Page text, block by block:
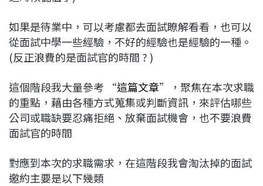
如果是待業中，可以考慮都去面試瞭解看看，也可以
從面試中學一些經驗，不好的經驗也是經驗的一種。
(反正浪費的是面試官的時間 ? )
這個階段我大量參考 “這篇文章”，聚焦在本次求職
的重點，藉由各種方式蒐集或判斷資訊，來評估哪些
公司或職缺要忍痛拒絕、放棄面試機會，也不要浪費
面試官的時間
對應到本次的求職需求，在這階段我會淘汰掉的面試
邀約主要是以下幾類